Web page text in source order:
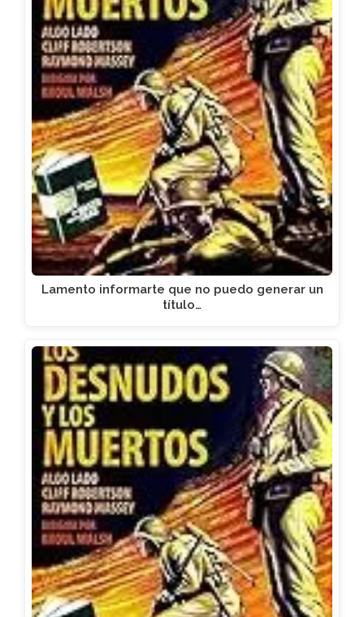
Lamento informarte que no puedo generar un
título…